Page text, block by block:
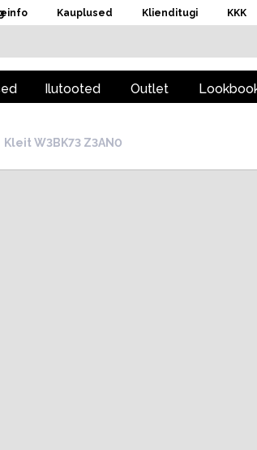
Kauplused Klienditugi KKK
Ilutooted Outlet
Kleit W3BK73 Z3AN0